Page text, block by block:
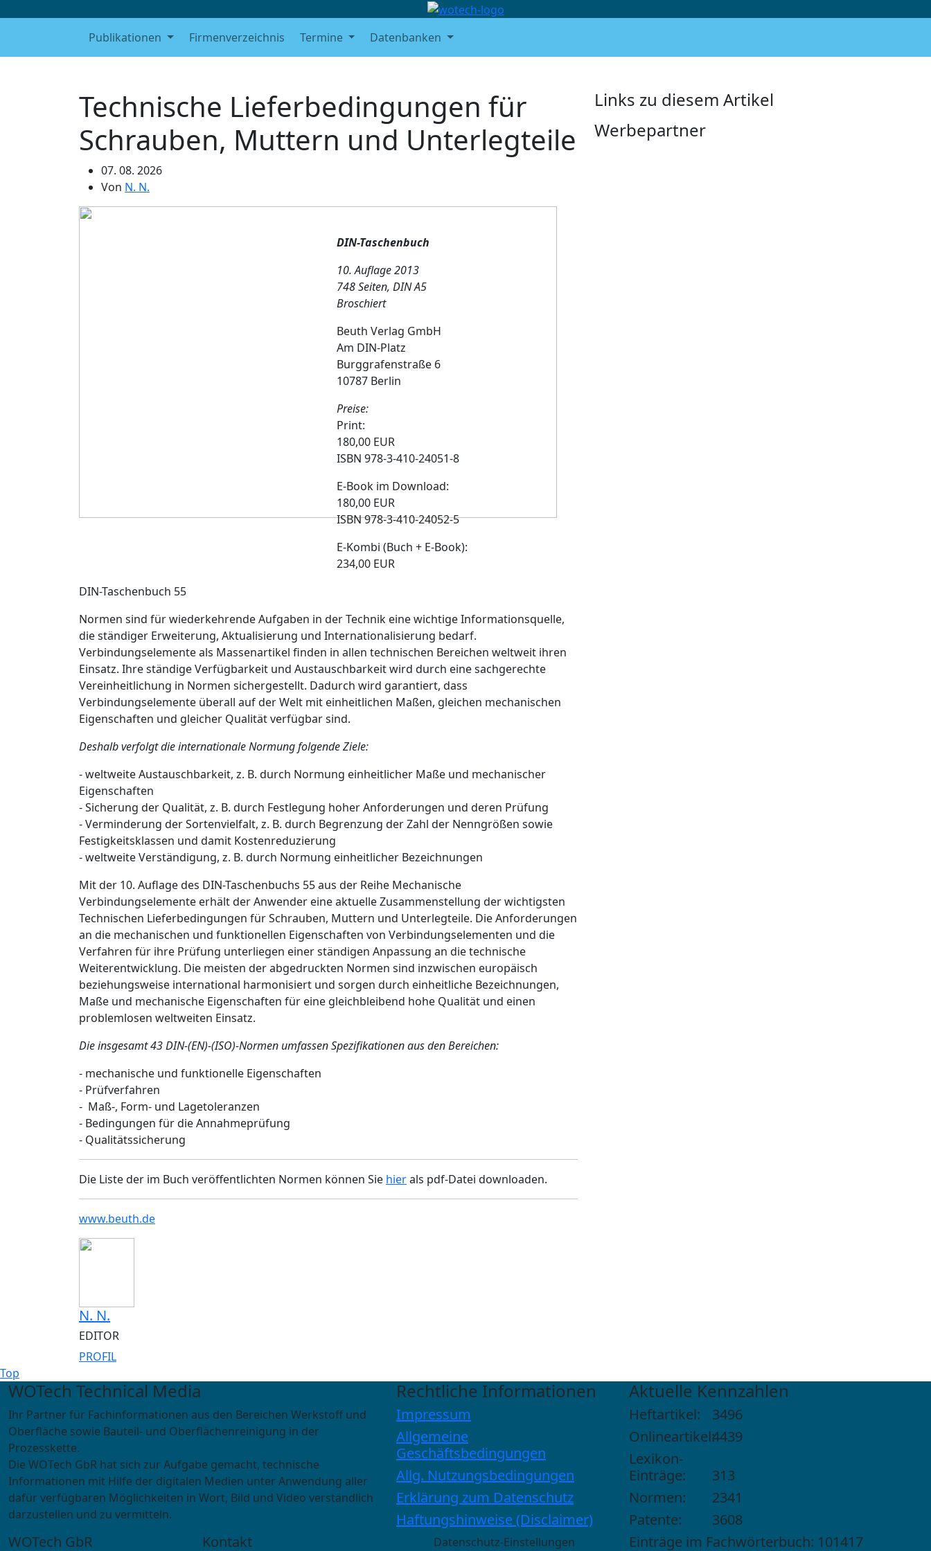
Publikationen Firmenverzeichnis Termine Datenbanken
Technische Lieferbedingungen für
Schrauben, Muttern und Unterlegteile
07. 08. 2026
Von N. N.
DIN-Taschenbuch
10. Auflage 2013
748 Seiten, DIN A5
Broschiert
Beuth Verlag GmbH
Am DIN-Platz
Burggrafenstraße 6
10787 Berlin
Preise:
Print:
180,00 EUR
ISBN 978-3-410-24051-8
E-Book im Download:
180,00 EUR
ISBN 978-3-410-24052-5
E-Kombi (Buch + E-Book):
234,00 EUR
DIN-Taschenbuch 55
Normen sind für wiederkehrende Aufgaben in der Technik eine wichtige Informationsquelle,
die ständiger Erweiterung, Aktualisierung und Internationalisierung bedarf.
Verbindungselemente als Massenartikel finden in allen technischen Bereichen weltweit ihren
Einsatz. Ihre ständige Verfügbarkeit und Austauschbarkeit wird durch eine sachgerechte
Vereinheitlichung in Normen sichergestellt. Dadurch wird garantiert, dass
Verbindungselemente überall auf der Welt mit einheitlichen Maßen, gleichen mechanischen
Eigenschaften und gleicher Qualität verfügbar sind.
Deshalb verfolgt die internationale Normung folgende Ziele:
-weltweite Austauschbarkeit, z. B. durch Normung einheitlicher Maße und mechanischer
Eigenschaften
-Sicherung der Qualität, z. B. durch Festlegung hoher Anforderungen und deren Prüfung
-Verminderung der Sortenvielfalt, z. B. durch Begrenzung der Zahl der Nenngrößen sowie
Festigkeitsklassen und damit Kostenreduzierung
-weltweite Verständigung, z. B. durch Normung einheitlicher Bezeichnungen
Mit der 10. Auflage des DIN-Taschenbuchs 55 aus der Reihe Mechanische
Verbindungselemente erhält der Anwender eine aktuelle Zusammenstellung der wichtigsten
Technischen Lieferbedingungen für Schrauben, Muttern und Unterlegteile. Die Anforderungen
an die mechanischen und funktionellen Eigenschaften von Verbindungselementen und die
Verfahren für ihre Prüfung unterliegen einer ständigen Anpassung an die technische
Weiterentwicklung. Die meisten der abgedruckten Normen sind inzwischen europäisch
beziehungsweise international harmonisiert und sorgen durch einheitliche Bezeichnungen,
Maße und mechanische Eigenschaften für eine gleichbleibend hohe Qualität und einen
problemlosen weltweiten Einsatz.
Die insgesamt 43 DIN-(EN)-(ISO)-Normen umfassen Spezifikationen aus den Bereichen:
- mechanische und funktionelle Eigenschaften
- Prüfverfahren
- Maß-, Form- und Lagetoleranzen
- Bedingungen für die Annahmeprüfung
- Qualitätssicherung
Die Liste der im Buch veröffentlichten Normen können Sie hierals pdf-Datei downloaden.
www.beuth.de
N. N.
EDITOR
PROFIL
Links zu diesem Artikel
Werbepartner
Top
WOTech Technical Media
Ihr Partner für Fachinformationen aus den Bereichen Werkstoff und
Oberfläche sowie Bauteil- und Oberflächenreinigung in der
Prozesskette.
Die WOTech GbR hat sich zur Aufgabe gemacht, technische
Informationen mit Hilfe der digitalen Medien unter Anwendung aller
dafür verfügbaren Möglichkeiten in Wort, Bild und Video verständlich
darzustellen und zu vermitteln.
WOTech GbR Kontakt
Rechtliche Informationen
Impressum
Allgemeine
Geschäftsbedingungen
Allg. Nutzungsbedingungen
Erklärung zum Datenschutz
Haftungshinweise (Disclaimer)
Datenschutz-Einstellungen
Aktuelle Kennzahlen
Heftartikel:
3496
Onlineartikel:4439
Lexikon-
Einträge:
313
Normen:
2341
Patente:
3608
Einträge im Fachwörterbuch: 101417